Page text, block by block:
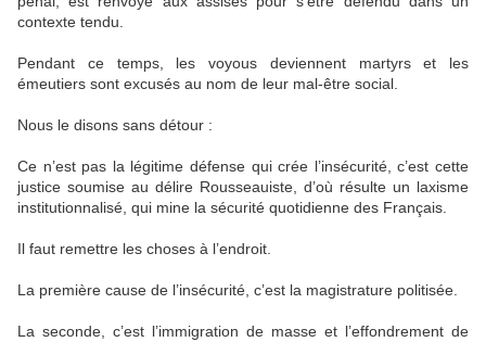
contexte tendu.
Pendant ce temps, les voyous deviennent martyrs et les
émeutiers sont excusés au nom de leur mal-être social.
Nous le disons sans détour :
Ce n’est pas la légitime défense qui crée l’insécurité, c’est cette
justice soumise au délire Rousseauiste, d’où résulte un laxisme
institutionnalisé, qui mine la sécurité quotidienne des Français.
Il faut remettre les choses à l’endroit.
La première cause de l’insécurité, c’est la magistrature politisée.
La seconde, c’est l’immigration de masse et l’effondrement de